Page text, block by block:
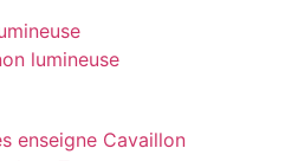
lumineuse